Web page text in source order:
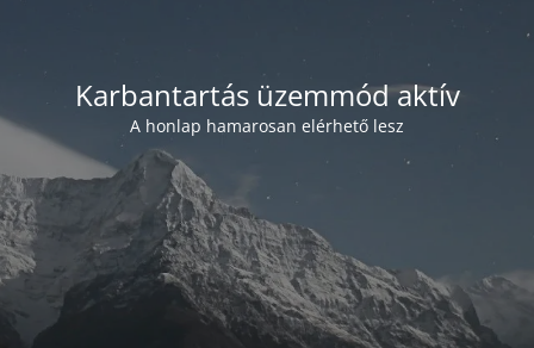
Karbantartás üzemmód aktív
A honlap hamarosan elérhető lesz